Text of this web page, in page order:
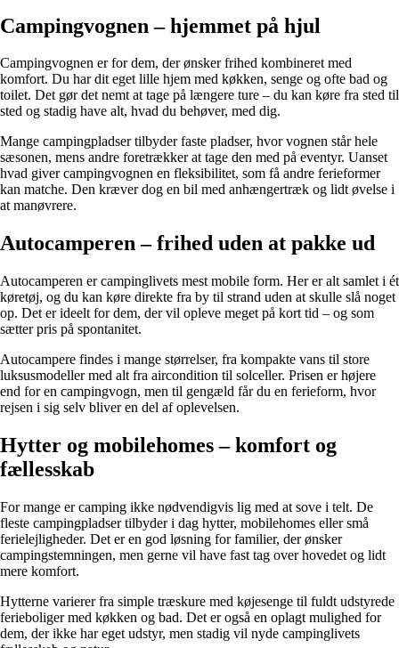
Campingvognen – hjemmet på hjul
Campingvognen er for dem, der ønsker frihed kombineret med
komfort. Du har dit eget lille hjem med køkken, senge og ofte bad og
toilet. Det gør det nemt at tage på længere ture – du kan køre fra sted til
sted og stadig have alt, hvad du behøver, med dig.
Mange campingpladser tilbyder faste pladser, hvor vognen står hele
sæsonen, mens andre foretrækker at tage den med på eventyr. Uanset
hvad giver campingvognen en fleksibilitet, som få andre ferieformer
kan matche. Den kræver dog en bil med anhængertræk og lidt øvelse i
at manøvrere.
Autocamperen – frihed uden at pakke ud
Autocamperen er campinglivets mest mobile form. Her er alt samlet i ét
køretøj, og du kan køre direkte fra by til strand uden at skulle slå noget
op. Det er ideelt for dem, der vil opleve meget på kort tid – og som
sætter pris på spontanitet.
Autocampere findes i mange størrelser, fra kompakte vans til store
luksusmodeller med alt fra aircondition til solceller. Prisen er højere
end for en campingvogn, men til gengæld får du en ferieform, hvor
rejsen i sig selv bliver en del af oplevelsen.
Hytter og mobilehomes – komfort og
fællesskab
For mange er camping ikke nødvendigvis lig med at sove i telt. De
fleste campingpladser tilbyder i dag hytter, mobilehomes eller små
ferielejligheder. Det er en god løsning for familier, der ønsker
campingstemningen, men gerne vil have fast tag over hovedet og lidt
mere komfort.
Hytterne varierer fra simple træskure med køjesenge til fuldt udstyrede
ferieboliger med køkken og bad. Det er også en oplagt mulighed for
dem, der ikke har eget udstyr, men stadig vil nyde campinglivets